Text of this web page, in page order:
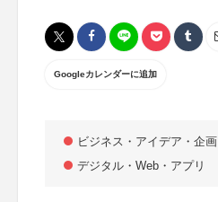
Googleカレンダーに追加
ビジネス・アイデア・企画
デジタル・Web・アプリ